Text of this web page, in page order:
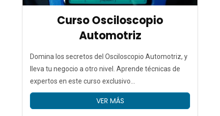
Curso Osciloscopio
Automotriz
Domina los secretos del Osciloscopio Automotriz, y
lleva tu negocio a otro nivel. Aprende técnicas de
expertos en este curso exclusivo...
VER MÁS